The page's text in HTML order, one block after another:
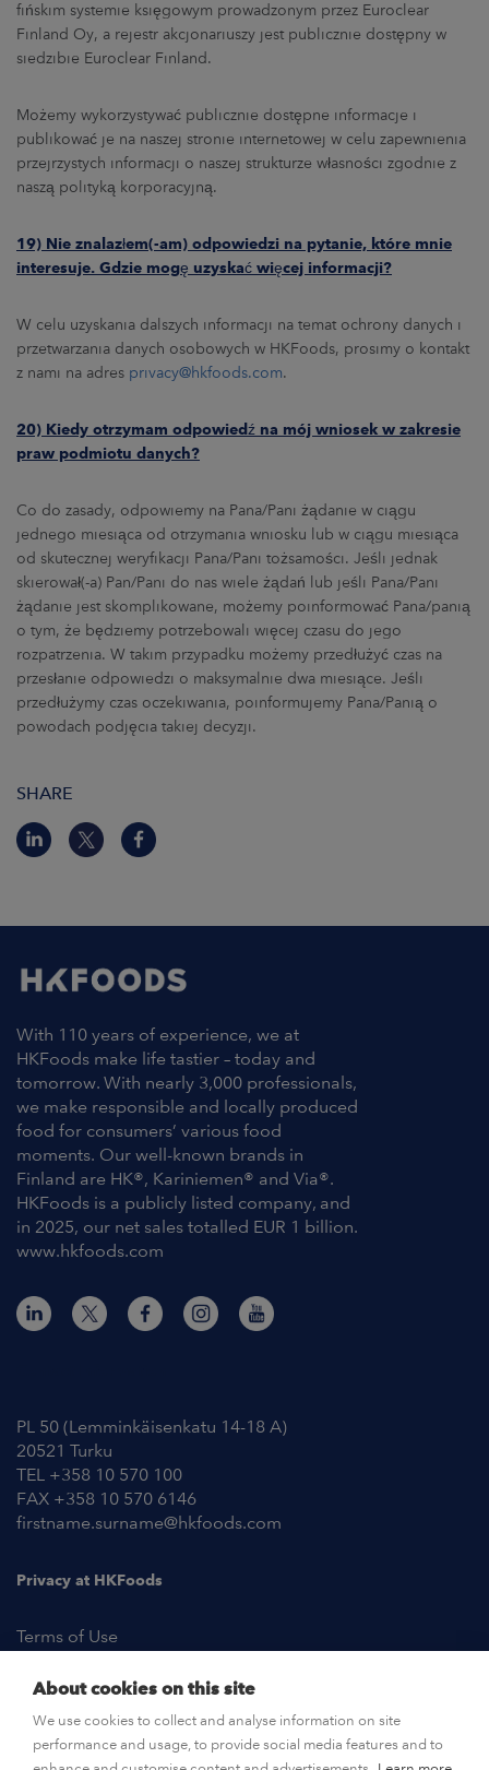
fińskim systemie księgowym prowadzonym przez Euroclear
Finland Oy, a rejestr akcjonariuszy jest publicznie dostępny w
siedzibie Euroclear Finland.
Możemy wykorzystywać publicznie dostępne informacje i
publikować je na naszej stronie internetowej w celu zapewnienia
przejrzystych informacji o naszej strukturze własności zgodnie z
naszą polityką korporacyjną.
19) Nie znalazłem(-am) odpowiedzi na pytanie, które mnie
interesuje. Gdzie mogę uzyskać więcej informacji?
W celu uzyskania dalszych informacji na temat ochrony danych i
przetwarzania danych osobowych w HKFoods, prosimy o kontakt
z nami na adres privacy@hkfoods.com.
20) Kiedy otrzymam odpowiedź na mój wniosek w zakresie
praw podmiotu danych?
Co do zasady, odpowiemy na Pana/Pani żądanie w ciągu
jednego miesiąca od otrzymania wniosku lub w ciągu miesiąca
od skutecznej weryfikacji Pana/Pani tożsamości. Jeśli jednak
skierował(-a) Pan/Pani do nas wiele żądań lub jeśli Pana/Pani
żądanie jest skomplikowane, możemy poinformować Pana/panią
o tym, że będziemy potrzebowali więcej czasu do jego
rozpatrzenia. W takim przypadku możemy przedłużyć czas na
przesłanie odpowiedzi o maksymalnie dwa miesiące. Jeśli
przedłużymy czas oczekiwania, poinformujemy Pana/Panią o
powodach podjęcia takiej decyzji.
SHARE
With 110 years of experience, we at
HKFoods make life tastier – today and
tomorrow. With nearly 3,000 professionals,
we make responsible and locally produced
food for consumers’ various food
moments. Our well-known brands in
Finland are HK®, Kariniemen® and Via®.
HKFoods is a publicly listed company, and
in 2025, our net sales totalled EUR 1 billion.
www.hkfoods.com
PL 50 (Lemminkäisenkatu 14-18 A)
20521 Turku
TEL +358 10 570 100
FAX +358 10 570 6146
firstname.surname@hkfoods.com
Privacy at HKFoods
Terms of Use
OPEN POSITIONS
About cookies on this site
We use cookies to collect and analyse information on site
performance and usage, to provide social media features and to